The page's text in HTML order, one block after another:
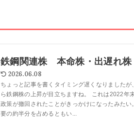
鉄鋼関連株 本命株・出遅れ
2026.06.08
ちょっと記事を書くタイミング遅くなりました
ら鉄鋼株の上昇が目立ちますね。 これは2022年
政策が撤回されたことがきっかけになったみたい
要の約半分を占めるともい...